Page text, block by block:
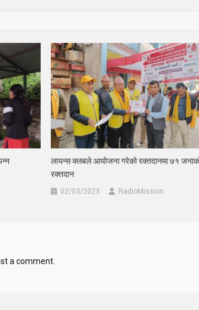
लायन्स क्लबले आयोजना गरेको रक्तदानमा ७१
रक्तदान
02/03/2023 RadioMission
a comment.